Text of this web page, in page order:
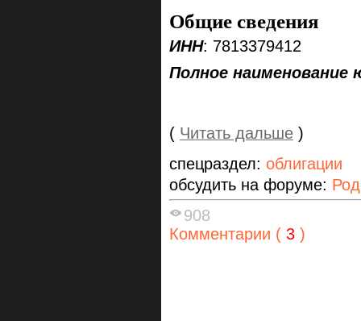
Общие сведения
ИНН: 7813379412
Полное наименование
( Читать дальше )
спецраздел: облигации
обсудить на форуме:
908
Комментарии ( 3 )